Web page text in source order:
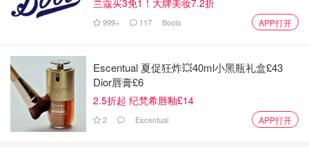
999+ 117 Boots APP打开
Escentual 夏促狂炸💥40ml小黑瓶礼盒£43
Dior唇膏£6
2.5折起 纪梵希唇釉£14
2 Escentual APP打开